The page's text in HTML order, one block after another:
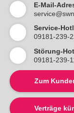
E-Mail-
Service-
09181-239-
Störung-
09181-239-
Zum
Verträge